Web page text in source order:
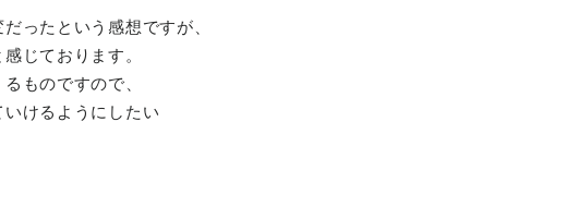
ったという感想ですが、
じております。
ものですので、
けるようにしたい